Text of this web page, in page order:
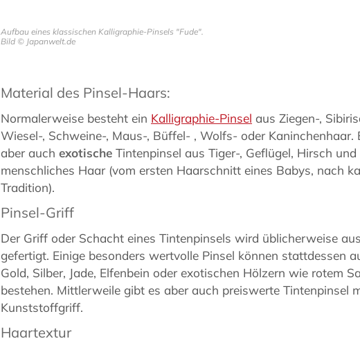
Aufbau eines klassischen Kalligraphie-Pinsels "Fude".
Bild © Japanwelt.de
Material des Pinsel-Haars:
Normalerweise besteht ein Kalligraphie-Pinsel aus Ziegen-,
Wiesel-, Schweine-, Maus-, Büffel- , Wolfs- oder Kaninchenhaar.
aber auchexotische Tintenpinsel aus Tiger-, Geflügel, Hirsch
menschliches Haar (vom ersten Haarschnitt eines Babys, nach
Tradition).
Pinsel-Griff
Der Griff oder Schacht eines Tintenpinsels wird üblicherweise
gefertigt. Einige besonders wertvolle Pinsel können stattdessen
Gold, Silber, Jade, Elfenbein oder exotischen Hölzern wie rotem
bestehen. Mittlerweile gibt es aber auch preiswerte Tintenpinsel
Kunststoffgriff.
Haartextur